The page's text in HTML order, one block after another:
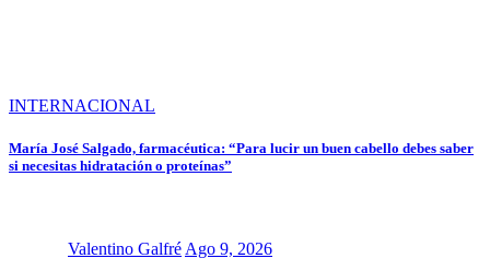
INTERNACIONAL
María José Salgado, farmacéutica: “Para lucir un buen cabello debes saber
si necesitas hidratación o proteínas”
Valentino Galfré Ago 9, 2026